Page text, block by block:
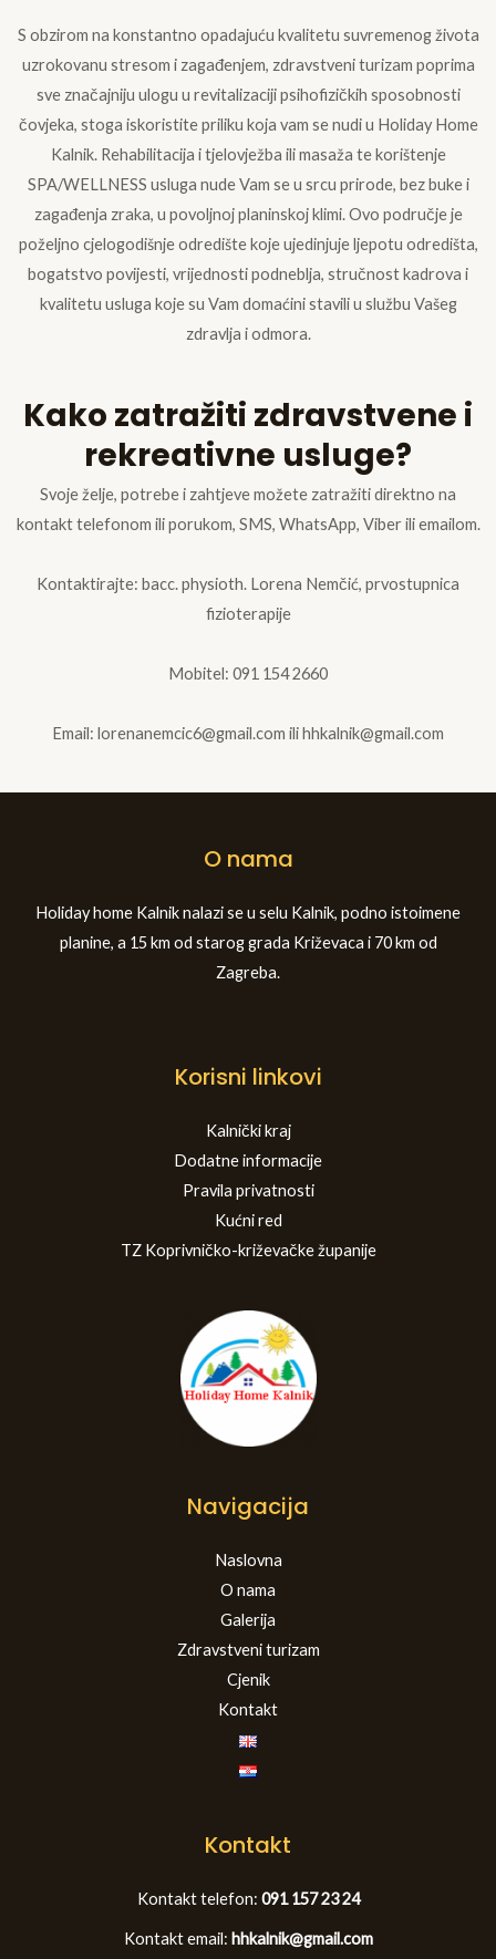
S obzirom na konstantno opadajuću kvalitetu suvremenog života
uzrokovanu stresom i zagađenjem, zdravstveni turizam poprima
sve značajniju ulogu u revitalizaciji psihofizičkih sposobnosti
čovjeka, stoga iskoristite priliku koja vam se nudi u Holiday Home
Kalnik. Rehabilitacija i tjelovježba ili masaža te korištenje
SPA/WELLNESS usluga nude Vam se u srcu prirode, bez buke i
zagađenja zraka, u povoljnoj planinskoj klimi. Ovo područje je
poželjno cjelogodišnje odredište koje ujedinjuje ljepotu odredišta,
bogatstvo povijesti, vrijednosti podneblja, stručnost kadrova i
kvalitetu usluga koje su Vam domaćini stavili u službu Vašeg
zdravlja i odmora.​
Kako zatražiti zdravstvene i
rekreativne usluge?
Svoje želje, potrebe i zahtjeve možete zatražiti direktno na
kontakt telefonom ili porukom, SMS, WhatsApp, Viber ili emailom.
Kontaktirajte: bacc. physioth. Lorena Nemčić, prvostupnica
fizioterapije
Mobitel: 091 154 2660
Email: lorenanemcic6@gmail.com ili hhkalnik@gmail.com
O nama
Holiday home Kalnik nalazi se u selu Kalnik, podno istoimene
planine, a 15 km od starog grada Križevaca i 70 km od
Zagreba.
Korisni linkovi
Kalnički kraj
Dodatne informacije
Pravila privatnosti
Kućni red
TZ Koprivničko-križevačke županije
Navigacija
Naslovna
O nama
Galerija
Zdravstveni turizam
Cjenik
Kontakt
Kontakt
Kontakt telefon: 091 157 23 24
Kontakt email: hhkalnik@gmail.com